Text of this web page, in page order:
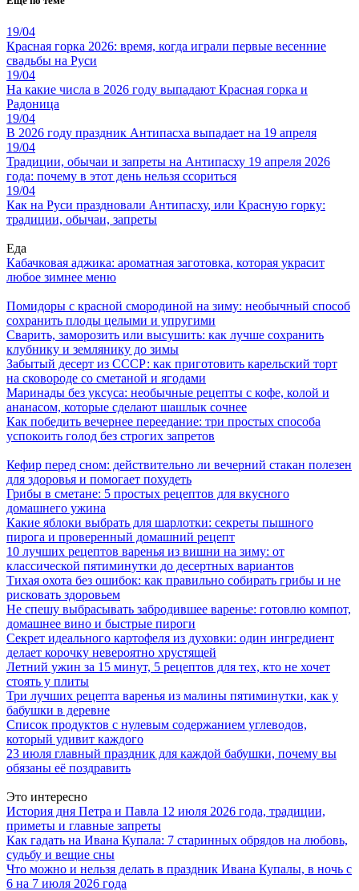
19/04
Красная горка 2026: время, когда играли первые весенние
свадьбы на Руси
19/04
На какие числа в 2026 году выпадают Красная горка и
Радоница
19/04
В 2026 году праздник Антипасха выпадает на 19 апреля
19/04
Традиции, обычаи и запреты на Антипасху 19 апреля 2026
года: почему в этот день нельзя ссориться
19/04
Как на Руси праздновали Антипасху, или Красную горку:
традиции, обычаи, запреты
Еда
Кабачковая аджика: ароматная заготовка, которая украсит
любое зимнее меню
Помидоры с красной смородиной на зиму: необычный способ
сохранить плоды целыми и упругими
Сварить, заморозить или высушить: как лучше сохранить
клубнику и землянику до зимы
Забытый десерт из СССР: как приготовить карельский торт
на сковороде со сметаной и ягодами
Маринады без уксуса: необычные рецепты с кофе, колой и
ананасом, которые сделают шашлык сочнее
Как победить вечернее переедание: три простых способа
успокоить голод без строгих запретов
Кефир перед сном: действительно ли вечерний стакан полезен
для здоровья и помогает похудеть
Грибы в сметане: 5 простых рецептов для вкусного
домашнего ужина
Какие яблоки выбрать для шарлотки: секреты пышного
пирога и проверенный домашний рецепт
10 лучших рецептов варенья из вишни на зиму: от
классической пятиминутки до десертных вариантов
Тихая охота без ошибок: как правильно собирать грибы и не
рисковать здоровьем
Не спешу выбрасывать забродившее варенье: готовлю компот,
домашнее вино и быстрые пироги
Секрет идеального картофеля из духовки: один ингредиент
делает корочку невероятно хрустящей
Летний ужин за 15 минут, 5 рецептов для тех, кто не хочет
стоять у плиты
Три лучших рецепта варенья из малины пятиминутки, как у
бабушки в деревне
Список продуктов с нулевым содержанием углеводов,
который удивит каждого
23 июля главный праздник для каждой бабушки, почему вы
обязаны её поздравить
Это интересно
История дня Петра и Павла 12 июля 2026 года, традиции,
приметы и главные запреты
Как гадать на Ивана Купала: 7 старинных обрядов на любовь,
судьбу и вещие сны
Что можно и нельзя делать в праздник Ивана Купалы, в ночь с
6 на 7 июля 2026 года